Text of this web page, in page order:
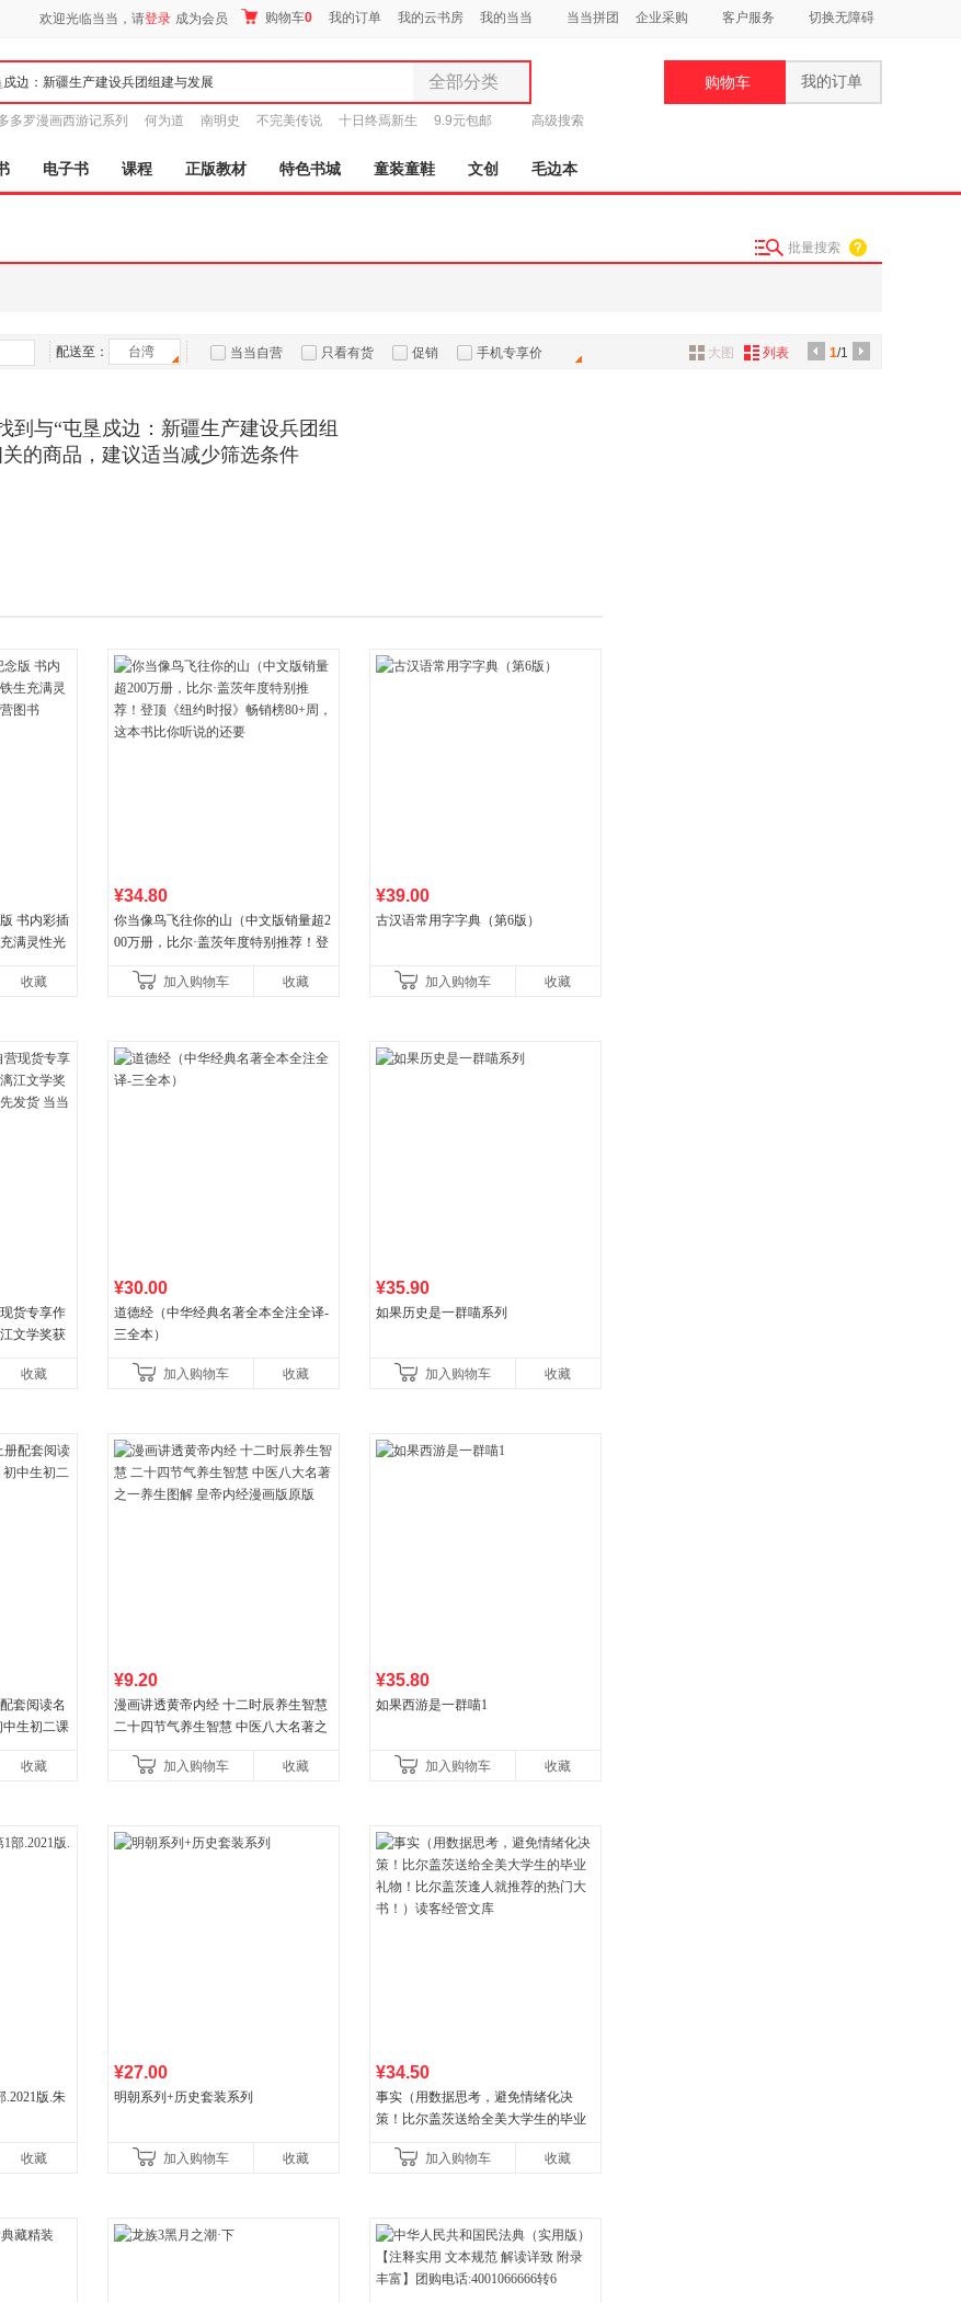
欢迎光临当当，请登录 成为会员 购物车0 我的订单 我的云书房 我的当当 当当拼团 企业采购 客户服务 切换无障碍
全部分类
全部分类
图书
电子书
孕婴服饰
数码影音
多罗漫画西游记系列 何为道 南明史 不完美传说 十日终焉新生 9.9元包邮 高级搜索
购物车 我的订单
电子书 课程 正版教材 特色书城 童装童鞋 文创 毛边本
批量搜索
配送至： 台湾 当当自营 只看有货 促销 手机专享价 1/1
大图 列表
到与“屯垦戍边：新疆生产建设兵团组
的商品，建议适当减少筛选条件
书内彩插
满灵性光
收藏
¥34.80
你当像鸟飞往你的山（中文版销量超2
00万册，比尔·盖茨年度特别推荐！登
比你听说的还要
加入购物车 收藏
¥39.00
古汉语常用字字典（第6版）
加入购物车 收藏
货专享作
文学奖获
收藏
¥30.00
道德经（中华经典名著全本全注全译-
三全本）
加入购物车 收藏
¥35.90
如果历史是一群喵系列
加入购物车 收藏
套阅读名
生初二课
收藏
¥9.20
漫画讲透黄帝内经 十二时辰养生智慧
二十四节气养生智慧 中医八大名著之
加入购物车
收藏
¥35.80
如果西游是一群喵1
加入购物车 收藏
.2021版.朱
收藏
¥27.00
明朝系列+历史套装系列
加入购物车 收藏
¥34.50
事实（用数据思考，避免情绪化决
策！比尔盖茨送给全美大学生的毕业
书！）读客经管文库
加入购物车 收藏